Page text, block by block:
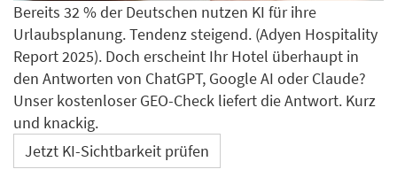
Bereits 32 % der Deutschen nutzen KI für ihre
Urlaubsplanung. Tendenz steigend. (Adyen Hospitality
Report 2025). Doch erscheint Ihr Hotel überhaupt in
den Antworten von ChatGPT, Google AI oder Claude?
Unser kostenloser GEO-Check liefert die Antwort. Kurz
und knackig.
Jetzt KI-Sichtbarkeit prüfen